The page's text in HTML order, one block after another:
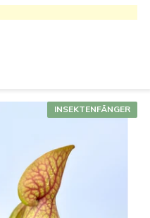
INSEKTENFÄNGER